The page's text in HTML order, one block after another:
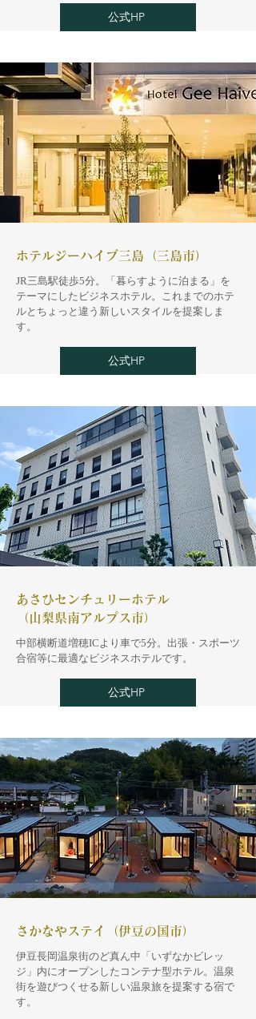
公式HP
ホテルジーハイブ三島（三島市）
JR三島駅徒歩5分。「暮らすように泊まる」を
テーマにしたビジネスホテル。これまでのホテ
ルとちょっと違う新しいスタイルを提案しま
す。
公式HP
あさひセンチュリーホテル
（山梨県南アルプス市）
​中部横断道増穂ICより車で5分。出張・スポーツ
合宿等に最適なビジネスホテルです。
公式HP
さかなやステイ（伊豆の国市）
伊豆長岡温泉街のど真ん中「いずなかビレッ
ジ」内にオープンしたコンテナ型ホテル。温泉
街を遊びつくせる新しい温泉旅を提案する宿で
す。